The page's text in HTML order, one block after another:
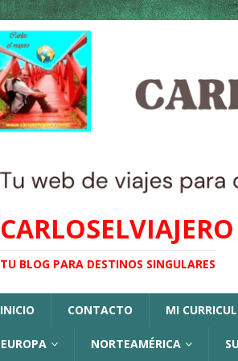
CARLOSELVIAJERO
TU BLOG PARA DESTINOS SINGULARES
INICIO CONTACTO MI
EUROPA NORTEAMÉRICA